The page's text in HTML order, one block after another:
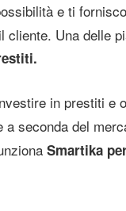
e ti
Una delle
in prestiti e
a seconda del
Smartika